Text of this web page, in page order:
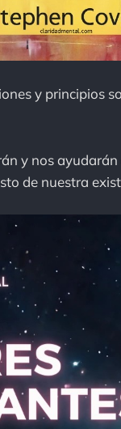
y principios
y nos
de nuestra